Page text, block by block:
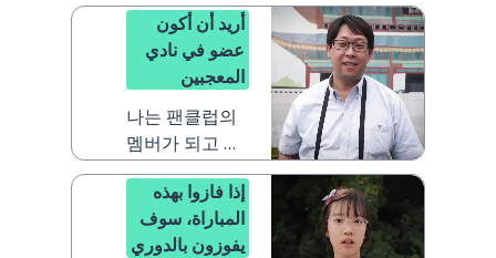
أريد أن أكون
عضو في نادي
المعجبين
나는 팬클럽의
멤버가 되고 싶
어요
إذا فازوا بهذه
المباراة، سوف
يفوزون بالدوري